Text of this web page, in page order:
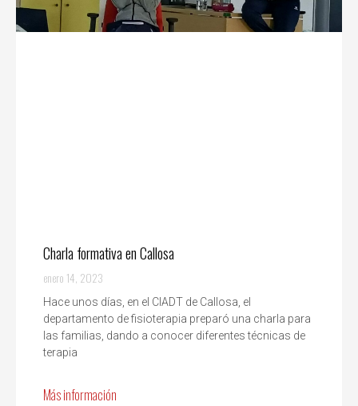
Charla formativa en Callosa
enero 14, 2023
Hace unos días, en el CIADT de Callosa, el
departamento de fisioterapia preparó una charla para
las familias, dando a conocer diferentes técnicas de
terapia
Más información